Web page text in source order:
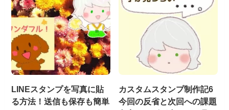
LINEスタンプを写真に貼
る方法！送信も保存も簡単
カスタムスタンプ制作記6
今回の反省と次回への課題